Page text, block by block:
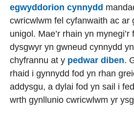
egwyddorion cynnydd
cwricwlwm fel cyfanwaith ac ar
unigol. Mae’r rhain yn
dysgwyr yn gwneud cynnydd
chyfrannu at y pedwar diben.
rhaid i gynnydd fod yn rhan
addysgu, a dylai fod yn sail i
wrth gynllunio cwricwlwm yr